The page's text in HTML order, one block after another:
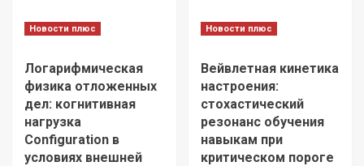
Новости плюс
Логарифмическая
физика отложенных
дел: когнитивная
нагрузка
Configuration в
условиях внешней
Новости плюс
Вейвлетная кинетика
настроения:
стохастический
резонанс обучения
навыкам при
критическом пороге